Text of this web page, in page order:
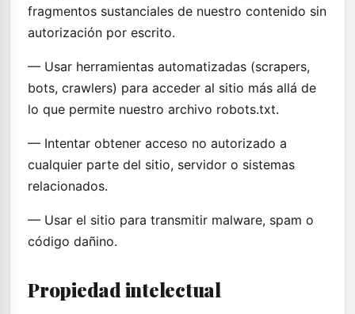
fragmentos sustanciales de nuestro contenido sin
autorización por escrito.
— Usar herramientas automatizadas (scrapers,
bots, crawlers) para acceder al sitio más allá de
lo que permite nuestro archivo robots.txt.
— Intentar obtener acceso no autorizado a
cualquier parte del sitio, servidor o sistemas
relacionados.
— Usar el sitio para transmitir malware, spam o
código dañino.
Propiedad intelectual